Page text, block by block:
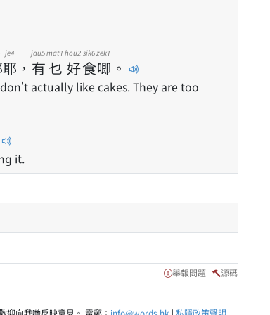
耶
je4
， 有
jau5
乜
mat1
好
hou2
食
sik6
唧
zek1
。
actually like cakes. They are too
it.
舉報問題 源碼
迎向我哋反映意見。 電郵： info@words.hk | 私隱政策聲明